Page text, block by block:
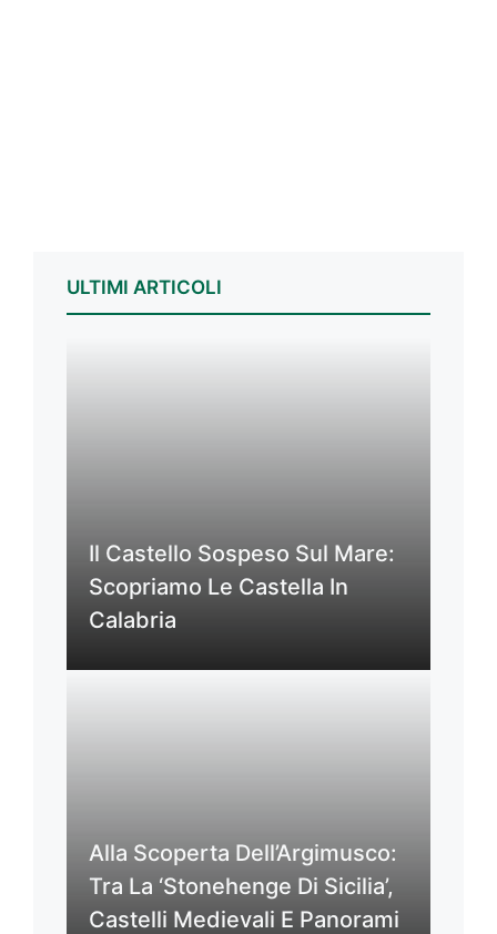
ULTIMI ARTICOLI
Il Castello Sospeso Sul Mare:
Scopriamo Le Castella In
Calabria
Alla Scoperta Dell’Argimusco:
Tra La ‘Stonehenge Di Sicilia’,
Castelli Medievali E Panorami